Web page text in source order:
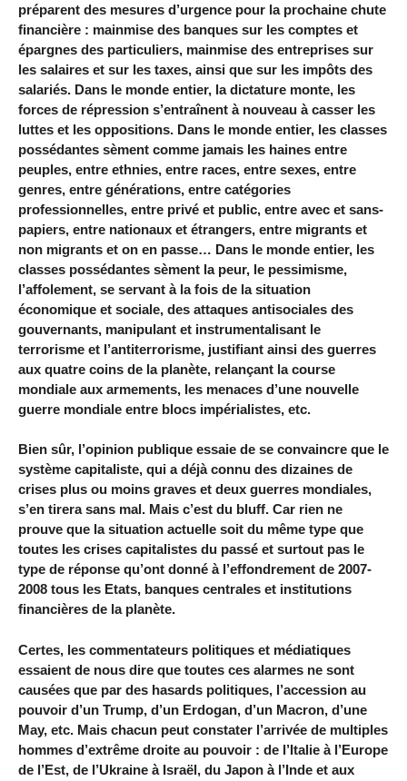
préparent des mesures d’urgence pour la prochaine chute
financière : mainmise des banques sur les comptes et
épargnes des particuliers, mainmise des entreprises sur
les salaires et sur les taxes, ainsi que sur les impôts des
salariés. Dans le monde entier, la dictature monte, les
forces de répression s’entraînent à nouveau à casser les
luttes et les oppositions. Dans le monde entier, les classes
possédantes sèment comme jamais les haines entre
peuples, entre ethnies, entre races, entre sexes, entre
genres, entre générations, entre catégories
professionnelles, entre privé et public, entre avec et sans-
papiers, entre nationaux et étrangers, entre migrants et
non migrants et on en passe… Dans le monde entier, les
classes possédantes sèment la peur, le pessimisme,
l’affolement, se servant à la fois de la situation
économique et sociale, des attaques antisociales des
gouvernants, manipulant et instrumentalisant le
terrorisme et l’antiterrorisme, justifiant ainsi des guerres
aux quatre coins de la planète, relançant la course
mondiale aux armements, les menaces d’une nouvelle
guerre mondiale entre blocs impérialistes, etc.
Bien sûr, l’opinion publique essaie de se convaincre que le
système capitaliste, qui a déjà connu des dizaines de
crises plus ou moins graves et deux guerres mondiales,
s’en tirera sans mal. Mais c’est du bluff. Car rien ne
prouve que la situation actuelle soit du même type que
toutes les crises capitalistes du passé et surtout pas le
type de réponse qu’ont donné à l’effondrement de 2007-
2008 tous les Etats, banques centrales et institutions
financières de la planète.
Certes, les commentateurs politiques et médiatiques
essaient de nous dire que toutes ces alarmes ne sont
causées que par des hasards politiques, l’accession au
pouvoir d’un Trump, d’un Erdogan, d’un Macron, d’une
May, etc. Mais chacun peut constater l’arrivée de multiples
hommes d’extrême droite au pouvoir : de l’Italie à l’Europe
de l’Est, de l’Ukraine à Israël, du Japon à l’Inde et aux